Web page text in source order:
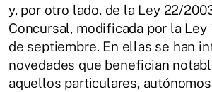
y, por otro lado, de la Ley 22/
Concursal, modificada por la Ley
de septiembre. En ellas se han
novedades que benefician
aquellos particulares,